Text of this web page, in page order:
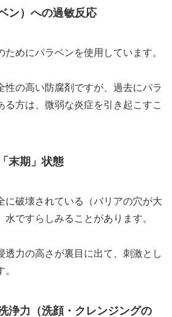
ン）への過敏反応
ためにパラベンを使用しています。
性の高い防腐剤ですが、過去にパラ
る方は、微弱な炎症を引き起こすこ
末期」状態
に破壊されている（バリアの穴が大
水ですらしみることがあります。
透力の高さが裏目に出て、刺激とし
浄力（洗顔・クレンジングの